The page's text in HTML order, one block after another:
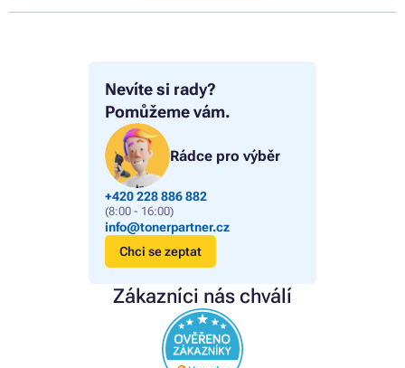
Nevíte si rady?
Pomůžeme vám.
Rádce pro výběr
+420 228 886 882
(8:00 - 16:00)
info@tonerpartner.cz
Chci se zeptat
Zákazníci nás chválí